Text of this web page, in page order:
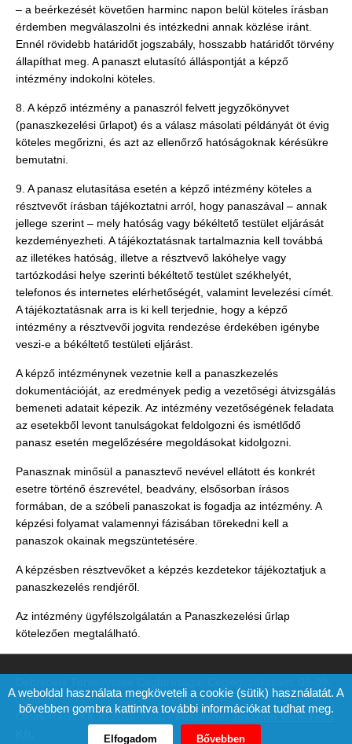
– a beérkezését követően harminc napon belül köteles írásban
érdemben megválaszolni és intézkedni annak közlése iránt.
Ennél rövidebb határidőt jogszabály, hosszabb határidőt törvény
állapíthat meg. A panaszt elutasító álláspontját a képző
intézmény indokolni köteles.
8. A képző intézmény a panaszról felvett jegyzőkönyvet
(panaszkezelési űrlapot) és a válasz másolati példányát öt évig
köteles megőrizni, és azt az ellenőrző hatóságoknak kérésükre
bemutatni.
9. A panasz elutasítása esetén a képző intézmény köteles a
résztvevőt írásban tájékoztatni arról, hogy panaszával – annak
jellege szerint – mely hatóság vagy békéltető testület eljárását
kezdeményezheti. A tájékoztatásnak tartalmaznia kell továbbá
az illetékes hatóság, illetve a résztvevő lakóhelye vagy
tartózkodási helye szerinti békéltető testület székhelyét,
telefonos és internetes elérhetőségét, valamint levelezési címét.
A tájékoztatásnak arra is ki kell terjednie, hogy a képző
intézmény a résztvevői jogvita rendezése érdekében igénybe
veszi-e a békéltető testületi eljárást.
A képző intézménynek vezetnie kell a panaszkezelés
dokumentációját, az eredmények pedig a vezetőségi átvizsgálás
bemeneti adatait képezik. Az intézmény vezetőségének feladata
az esetekből levont tanulságokat feldolgozni és ismétlődő
panasz esetén megelőzésére megoldásokat kidolgozni.
Panasznak minősül a panasztevő nevével ellátott és konkrét
esetre történő észrevétel, beadvány, elsősorban írásos
formában, de a szóbeli panaszokat is fogadja az intézmény. A
képzési folyamat valamennyi fázisában törekedni kell a
panaszok okainak megszüntetésére.
A képzésben résztvevőket a képzés kezdetekor tájékoztatjuk a
panaszkezelés rendjéről.
Az intézmény ügyfélszolgálatán a Panaszkezelési űrlap
kötelezően megtalálható.
000365,
Oktáv-Ráció Kft. © 2016-2026 - Készítette:Jusztinn Web-Tech
A weboldal használata megköveteli a cookie (sütik) használatát. A
bővebben gombra kattintva további információkat tudhat meg.
Elfogadom Bővebben